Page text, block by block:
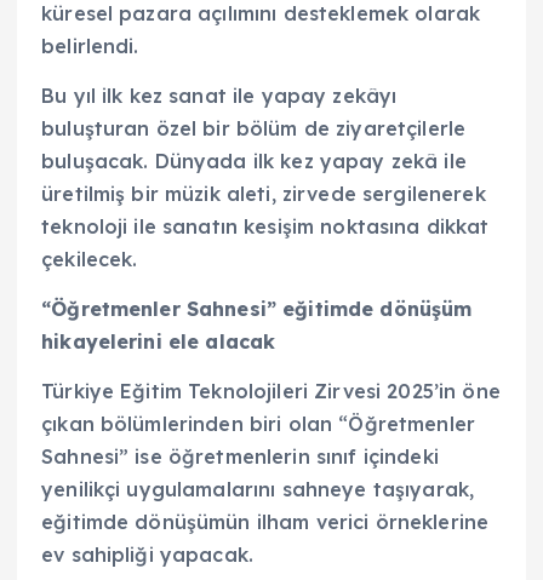
küresel pazara açılımını desteklemek olarak
belirlendi.
Bu yıl ilk kez sanat ile yapay zekâyı
buluşturan özel bir bölüm de ziyaretçilerle
buluşacak. Dünyada ilk kez yapay zekâ ile
üretilmiş bir müzik aleti, zirvede sergilenerek
teknoloji ile sanatın kesişim noktasına dikkat
çekilecek.
“Öğretmenler Sahnesi” eğitimde dönüşüm
hikayelerini ele alacak
Türkiye Eğitim Teknolojileri Zirvesi 2025’in öne
çıkan bölümlerinden biri olan “Öğretmenler
Sahnesi” ise öğretmenlerin sınıf içindeki
yenilikçi uygulamalarını sahneye taşıyarak,
eğitimde dönüşümün ilham verici örneklerine
ev sahipliği yapacak.